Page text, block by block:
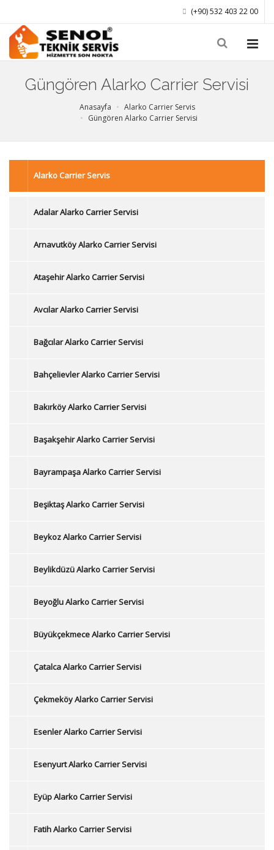
(+90) 532 403 22 00
Güngören Alarko Carrier Servisi
Anasayfa
Alarko Carrier Servis
Güngören Alarko Carrier Servisi
Alarko Carrier Servis
Adalar Alarko Carrier Servisi
Arnavutköy Alarko Carrier Servisi
Ataşehir Alarko Carrier Servisi
Avcılar Alarko Carrier Servisi
Bağcılar Alarko Carrier Servisi
Bahçelievler Alarko Carrier Servisi
Bakırköy Alarko Carrier Servisi
Başakşehir Alarko Carrier Servisi
Bayrampaşa Alarko Carrier Servisi
Beşiktaş Alarko Carrier Servisi
Beykoz Alarko Carrier Servisi
Beylikdüzü Alarko Carrier Servisi
Beyoğlu Alarko Carrier Servisi
Büyükçekmece Alarko Carrier Servisi
Çatalca Alarko Carrier Servisi
Çekmeköy Alarko Carrier Servisi
Esenler Alarko Carrier Servisi
Esenyurt Alarko Carrier Servisi
Eyüp Alarko Carrier Servisi
Fatih Alarko Carrier Servisi